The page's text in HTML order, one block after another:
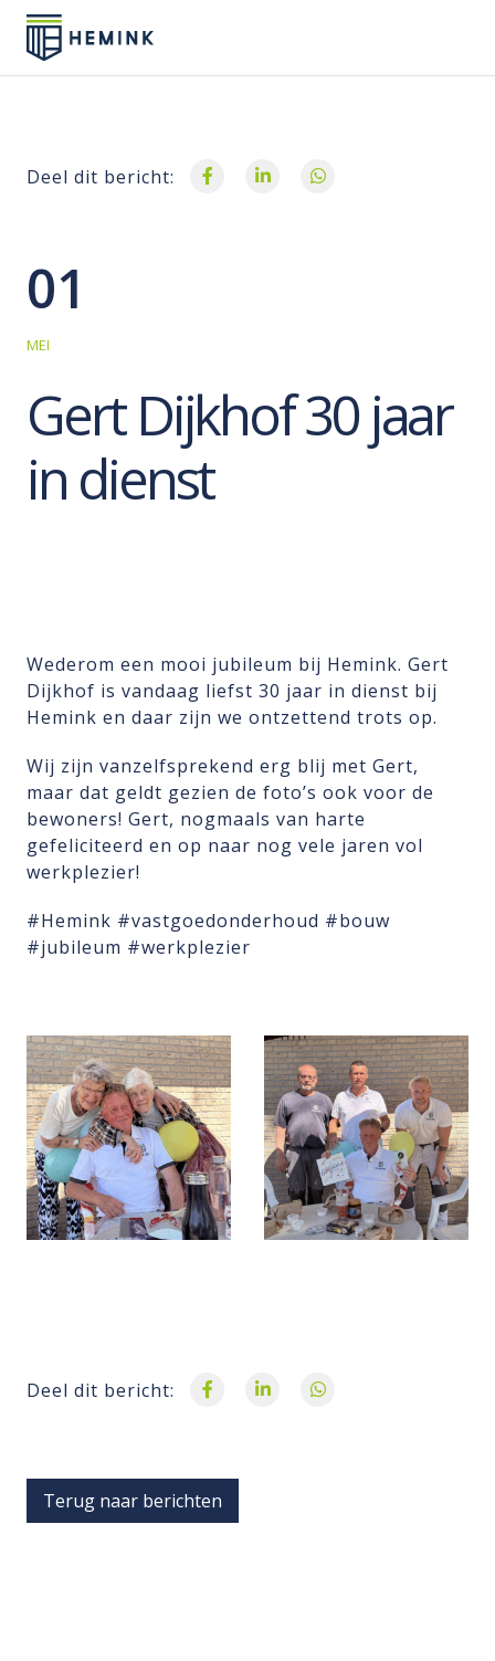
Deel dit bericht:
01
MEI
Gert Dijkhof 30 jaar
in dienst
Wederom een mooi jubileum bij Hemink. Gert
Dijkhof is vandaag liefst 30 jaar in dienst bij
Hemink en daar zijn we ontzettend trots op.
Wij zijn vanzelfsprekend erg blij met Gert,
maar dat geldt gezien de foto’s ook voor de
bewoners! Gert, nogmaals van harte
gefeliciteerd en op naar nog vele jaren vol
werkplezier!
#Hemink #vastgoedonderhoud #bouw
#jubileum #werkplezier
Deel dit bericht:
Terug naar berichten